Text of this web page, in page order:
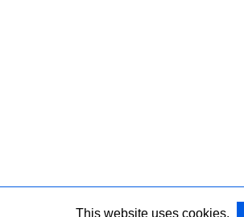
This website uses cookies.